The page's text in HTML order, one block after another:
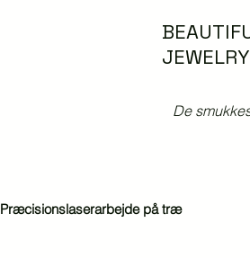
JEWELRY
De
Præcisionslaserarbejde på træ